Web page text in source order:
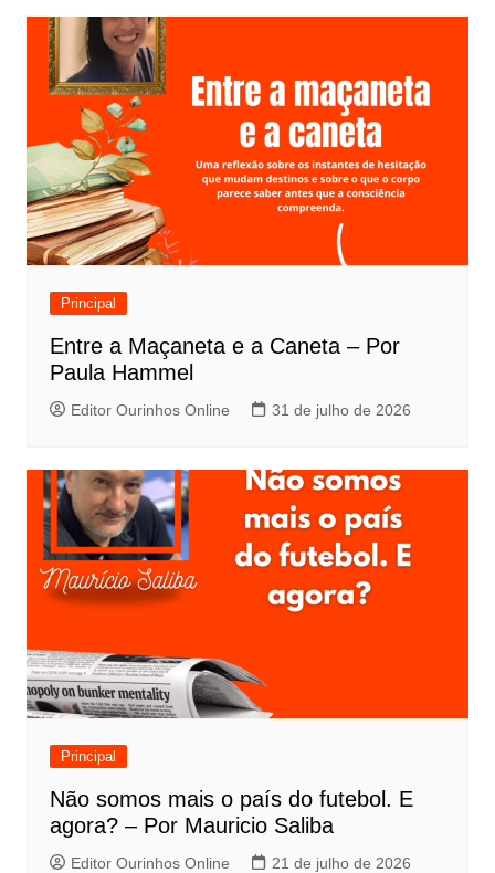
Principal
Entre a Maçaneta e a Caneta – Por
Paula Hammel
Editor Ourinhos Online 31 de julho de 2026
Principal
Não somos mais o país do futebol. E
agora? – Por Mauricio Saliba
Editor Ourinhos Online 21 de julho de 2026